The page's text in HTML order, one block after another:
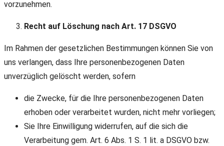
vorzunehmen.
Recht auf Löschung nach Art. 17 DSGVO
Im Rahmen der gesetzlichen Bestimmungen können Sie von
uns verlangen, dass Ihre personenbezogenen Daten
unverzüglich gelöscht werden, sofern
die Zwecke, für die Ihre personenbezogenen Daten
erhoben oder verarbeitet wurden, nicht mehr vorliegen;
Sie Ihre Einwilligung widerrufen, auf die sich die
Verarbeitung gem. Art. 6 Abs. 1 S. 1 lit. a DSGVO bzw.